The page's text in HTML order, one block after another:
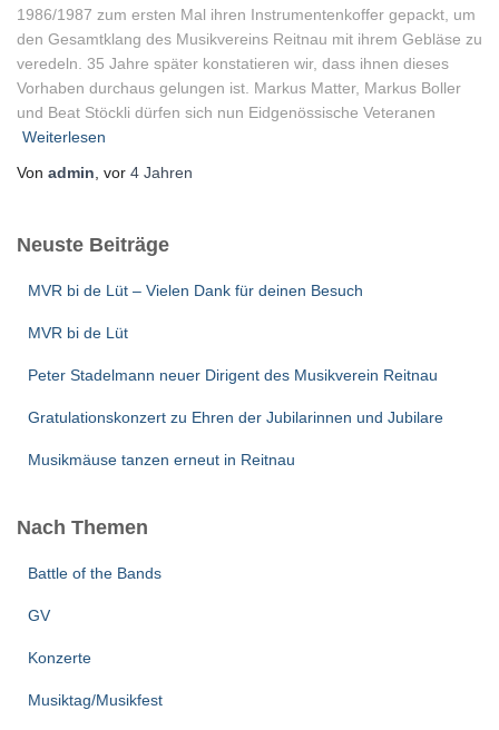
1986/1987 zum ersten Mal ihren Instrumentenkoffer gepackt, um
den Gesamtklang des Musikvereins Reitnau mit ihrem Gebläse zu
veredeln. 35 Jahre später konstatieren wir, dass ihnen dieses
Vorhaben durchaus gelungen ist. Markus Matter, Markus Boller
und Beat Stöckli dürfen sich nun Eidgenössische Veteranen
Weiterlesen
Von admin , vor 4 Jahren
Neuste Beiträge
MVR bi de Lüt – Vielen Dank für deinen Besuch
MVR bi de Lüt
Peter Stadelmann neuer Dirigent des Musikverein Reitnau
Gratulationskonzert zu Ehren der Jubilarinnen und Jubilare
Musikmäuse tanzen erneut in Reitnau
Nach Themen
Battle of the Bands
GV
Konzerte
Musiktag/Musikfest